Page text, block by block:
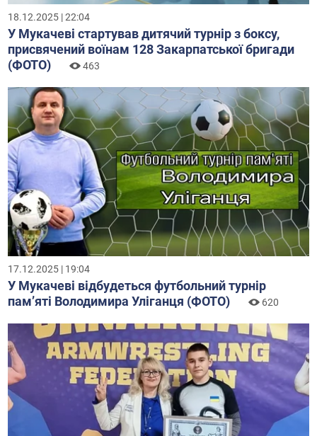
18.12.2025 | 22:04
У Мукачеві стартував дитячий турнір з боксу,
присвячений воїнам 128 Закарпатської бригади
(ФОТО)
463
17.12.2025 | 19:04
У Мукачеві відбудеться футбольний турнір
пам’яті Володимира Уліганця (ФОТО)
620